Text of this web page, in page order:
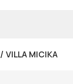
/ VILLA MICIKA